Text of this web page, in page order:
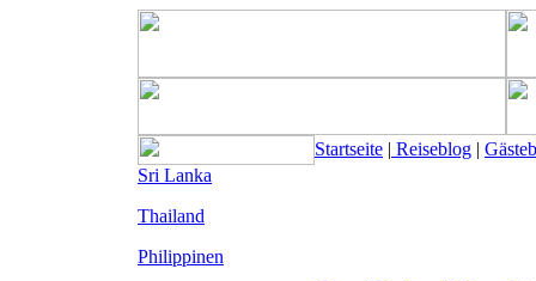
Startseite | Reiseblog |
Sri Lanka
Thailand
Philippinen